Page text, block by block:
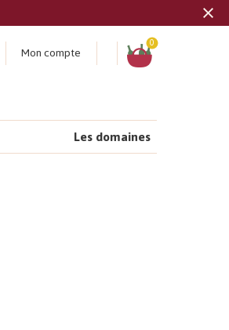
Mon compte
Panier
0
Les domaines